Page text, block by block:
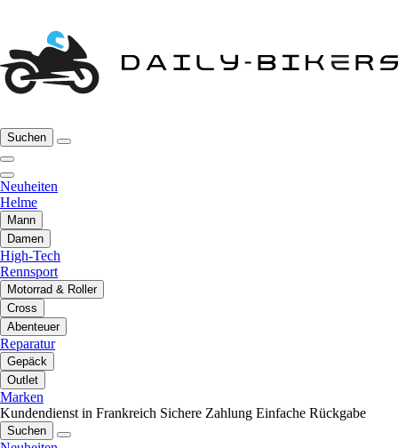
Suchen
Neuheiten
Helme
Mann
Damen
High-Tech
Rennsport
Motorrad & Roller
Cross
Abenteuer
Reparatur
Gepäck
Outlet
Marken
Kundendienst in Frankreich Sichere Zahlung Einfache Rückgabe
Suchen